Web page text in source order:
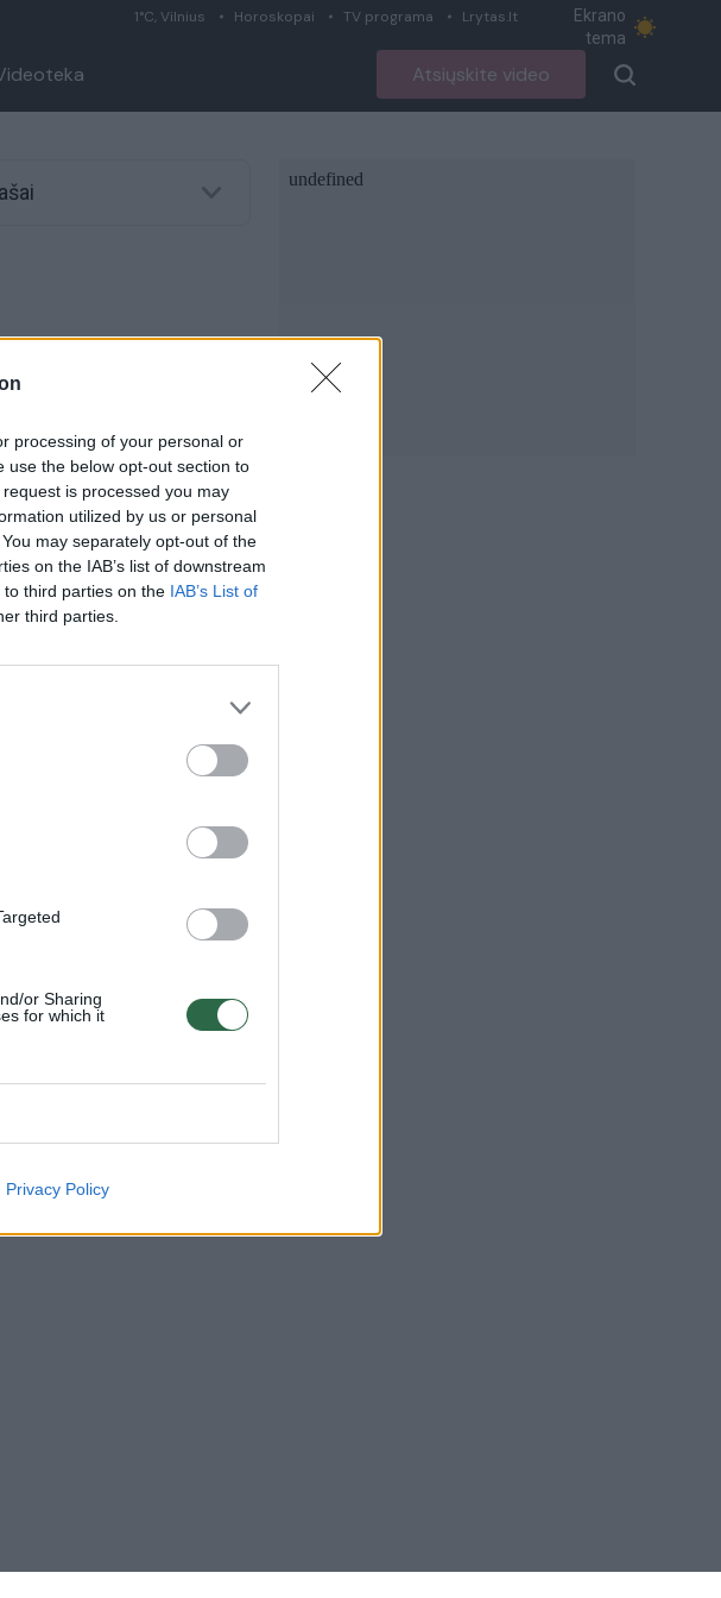
processing of your personal or
use the below opt-out section to
is processed you may
utilized by us or personal
may separately opt-out of the
on the IAB’s list of downstream
third parties on the IAB’s List of
third parties.
or Sharing
for which it
Privacy Policy
1°C, Vilnius Horoskopai TV programa Lrytas.lt
Ekrano
tema
Atsiųskite video